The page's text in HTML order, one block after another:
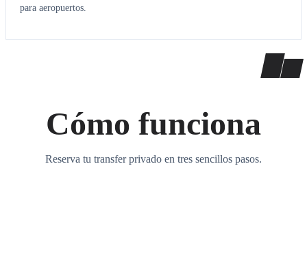
para aeropuertos.
Cómo funciona
Reserva tu transfer privado en tres sencillos pasos.